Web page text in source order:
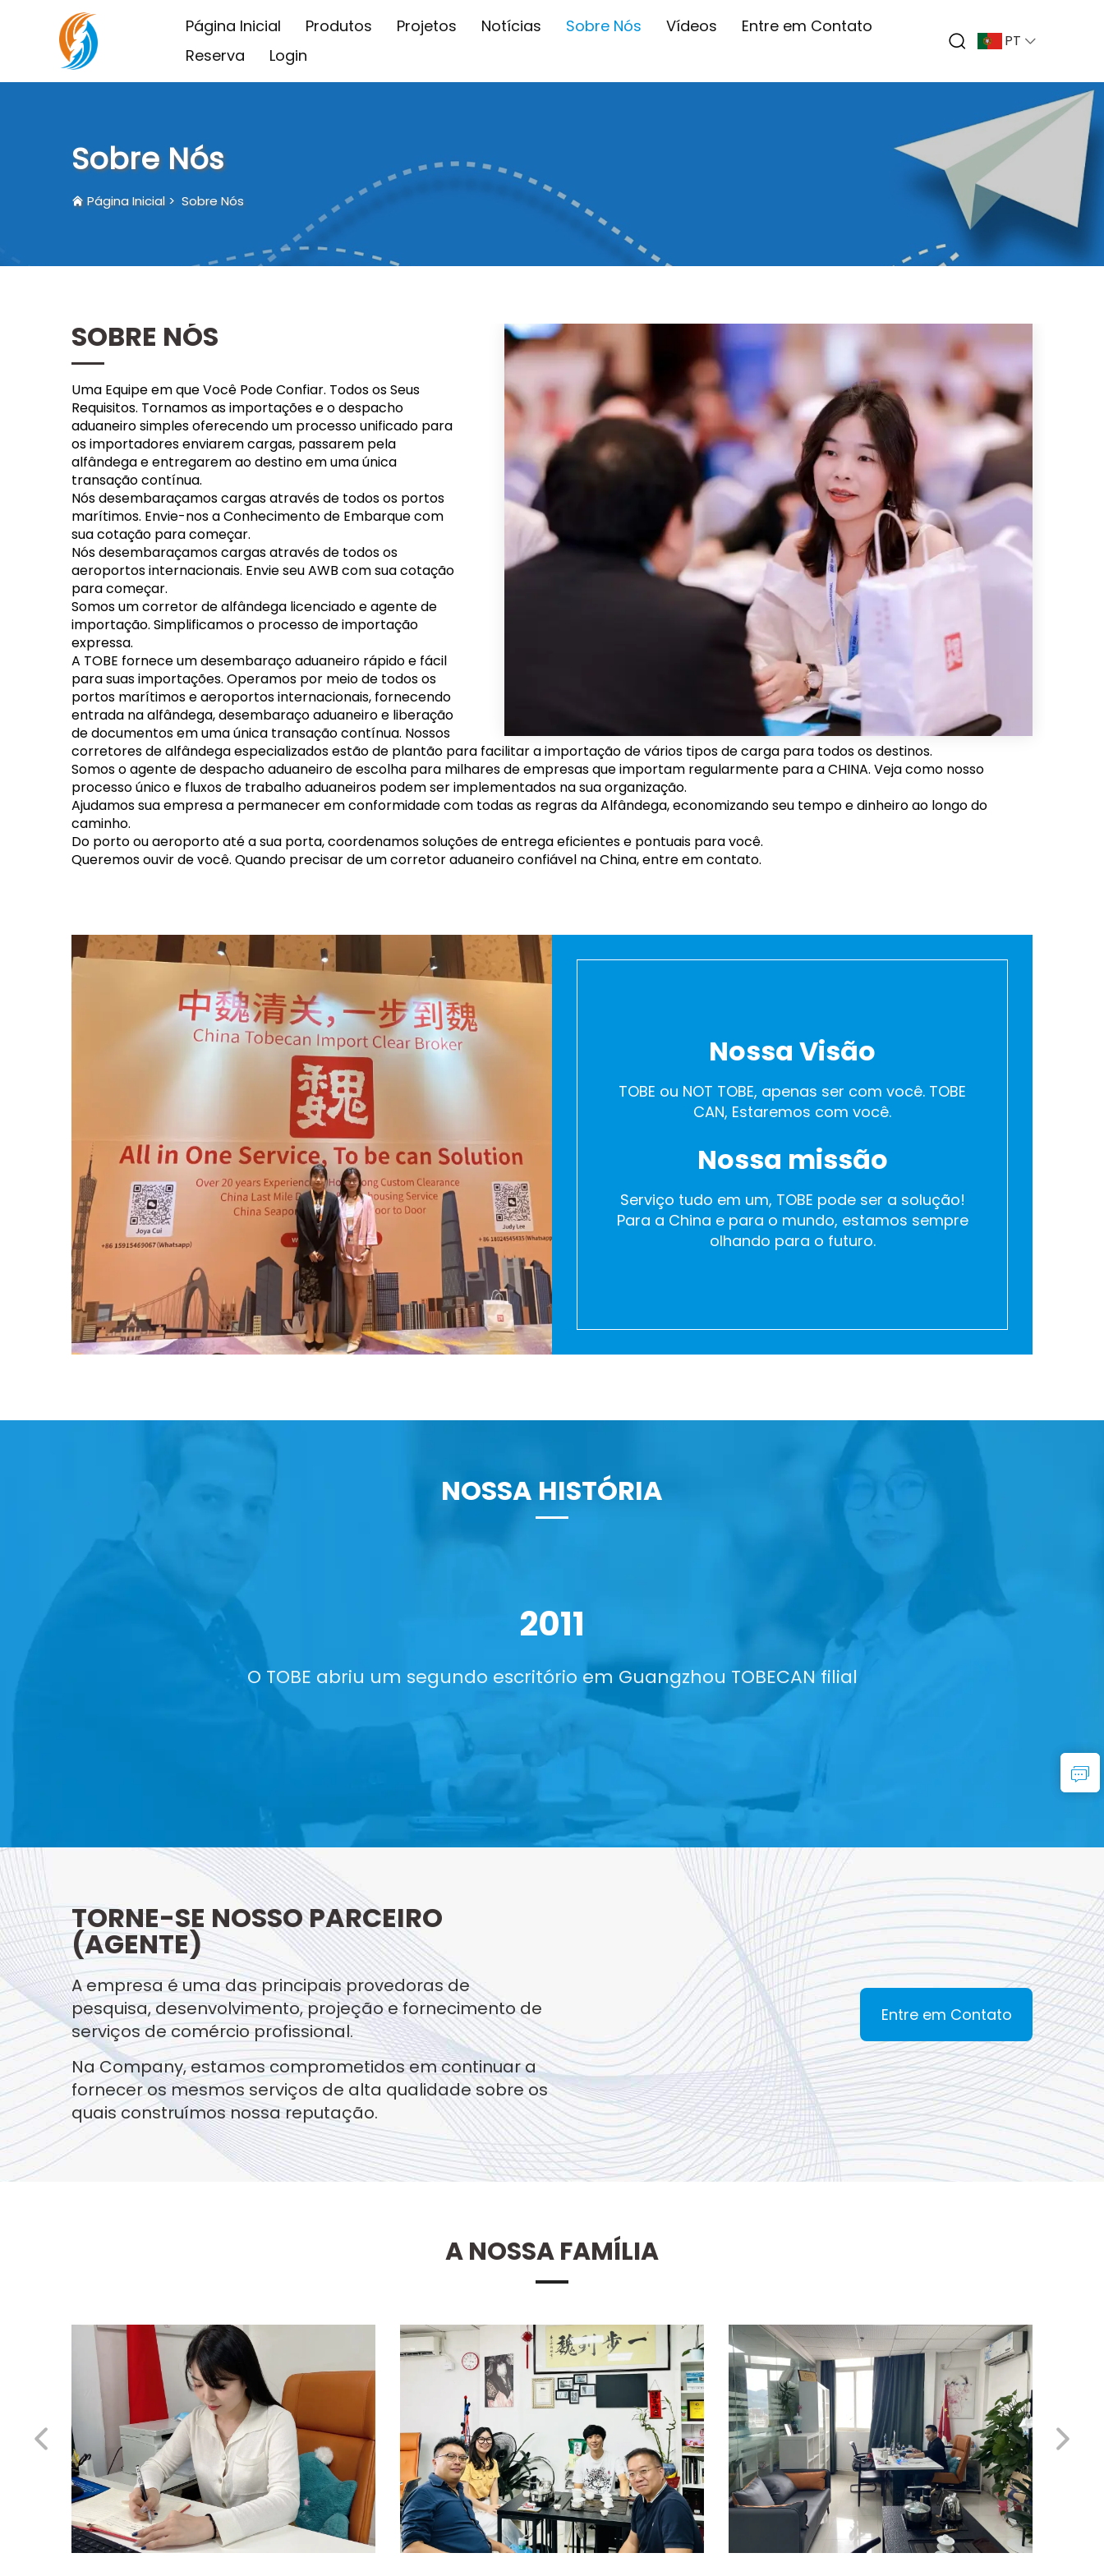
Página Inicial Produtos Projetos Notícias Sobre Nós Vídeos
Entre em Contato
Reserva
Login
PT
Sobre Nós
Página Inicial> Sobre Nós
SOBRE NÓS
Uma Equipe em que Você Pode Confiar. Todos os Seus
Requisitos. Tornamos as importações e o despacho
aduaneiro simples oferecendo um processo unificado para
os importadores enviarem cargas, passarem pela
alfândega e entregarem ao destino em uma única
transação contínua.
Nós desembaraçamos cargas através de todos os portos
marítimos. Envie-nos a Conhecimento de Embarque com
sua cotação para começar.
Nós desembaraçamos cargas através de todos os
aeroportos internacionais. Envie seu AWB com sua cotação
para começar.
Somos um corretor de alfândega licenciado e agente de
importação. Simplificamos o processo de importação
expressa.
A TOBE fornece um desembaraço aduaneiro rápido e fácil
para suas importações. Operamos por meio de todos os
portos marítimos e aeroportos internacionais, fornecendo
entrada na alfândega, desembaraço aduaneiro e liberação
de documentos em uma única transação contínua. Nossos
corretores de alfândega especializados estão de plantão para facilitar a importação de vários tipos de carga para todos os destinos.
Somos o agente de despacho aduaneiro de escolha para milhares de empresas que importam regularmente para a CHINA. Veja como nosso
processo único e fluxos de trabalho aduaneiros podem ser implementados na sua organização.
Ajudamos sua empresa a permanecer em conformidade com todas as regras da Alfândega, economizando seu tempo e dinheiro ao longo do
caminho.
Do porto ou aeroporto até a sua porta, coordenamos soluções de entrega eficientes e pontuais para você.
Queremos ouvir de você. Quando precisar de um corretor aduaneiro confiável na China, entre em contato.
Nossa Visão
TOBE ou NOT TOBE, apenas ser com você. TOBE
CAN, Estaremos com você.
Nossa missão
Serviço tudo em um, TOBE pode ser a solução!
Para a China e para o mundo, estamos sempre
olhando para o futuro.
NOSSA HISTÓRIA
Em resposta às necessidades dos clientes existentes, lançamos nossa divisão
começamos a oferecer serviços de transporte internacional além do tráfego
corretagem aduaneira
TORNE-SE NOSSO PARCEIRO
(AGENTE)
A empresa é uma das principais provedoras de
pesquisa, desenvolvimento, projeção e fornecimento de
serviços de comércio profissional.
Na Company, estamos comprometidos em continuar a
fornecer os mesmos serviços de alta qualidade sobre os
quais construímos nossa reputação.
Entre em Contato
A NOSSA FAMÍLIA